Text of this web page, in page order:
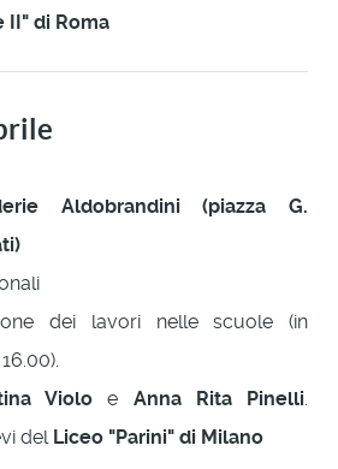
II" di Roma
Aldobrandini (piazza G.
dei lavori nelle scuole (in
Violo e Anna Rita Pinelli
del Liceo "Parini" di Milano